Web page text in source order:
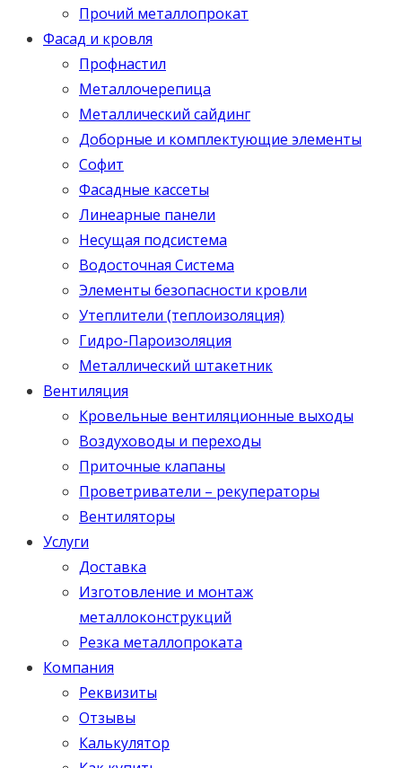
Прочий металлопрокат
Фасад и кровля
Профнастил
Металлочерепица
Металлический сайдинг
Доборные и комплектующие элементы
Софит
Фасадные кассеты
Линеарные панели
Несущая подсистема
Водосточная Система
Элементы безопасности кровли
Утеплители (теплоизоляция)
Гидро-Пароизоляция
Металлический штакетник
Вентиляция
Кровельные вентиляционные выходы
Воздуховоды и переходы
Приточные клапаны
Проветриватели – рекуператоры
Вентиляторы
Услуги
Доставка
Изготовление и монтаж
металлоконструкций
Резка металлопроката
Компания
Реквизиты
Отзывы
Калькулятор